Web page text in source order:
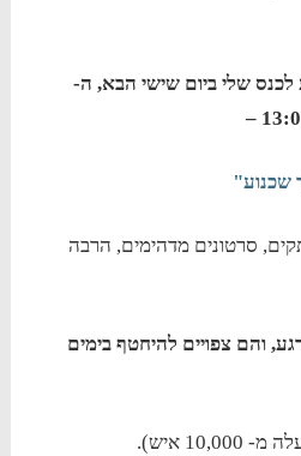
לכנס שלי ביום שישי הבא, ה-
שכנוע"
סרטונים מדהימים, הרבה
והם צפויים להיחטף בימים
איש).